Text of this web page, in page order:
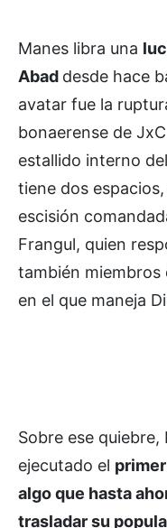
Manes libra una
Abad desde hace
avatar fue la
bonaerense de
estallido interno
tiene dos
escisión
Frangul, quien
también miembros
en el que maneja
Sobre ese
ejecutado el
algo que hasta
trasladar su